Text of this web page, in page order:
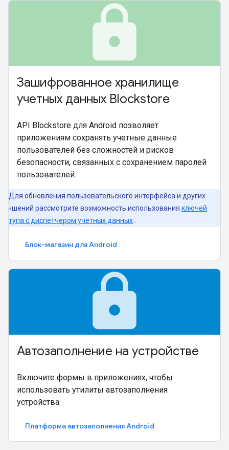
lock
Зашифрованное хранилище
учетных данных Blockstore
API Blockstore для Android позволяет
приложениям сохранять учетные данные
пользователей без сложностей и рисков
безопасности, связанных с сохранением паролей
пользователей.
Для обновления пользовательского интерфейса и других
рассмотрите возможность использования ключей
с диспетчером учетных данных
Блок-магазин для Android
lock
Автозаполнение на устройстве
Включите формы в приложениях, чтобы
использовать утилиты автозаполнения
устройства.
Платформа автозаполнения Android